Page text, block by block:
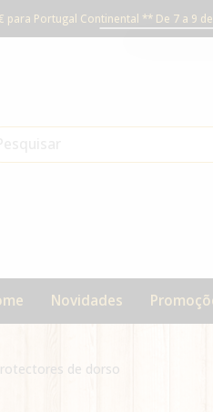
para Portugal Continental ** De 7 a 9
Novidades
de dorso